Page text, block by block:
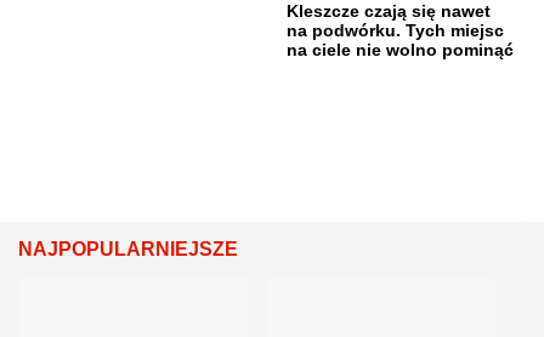
Kleszcze czają się nawet
na podwórku. Tych miejsc
na ciele nie wolno pominąć
NAJPOPULARNIEJSZE